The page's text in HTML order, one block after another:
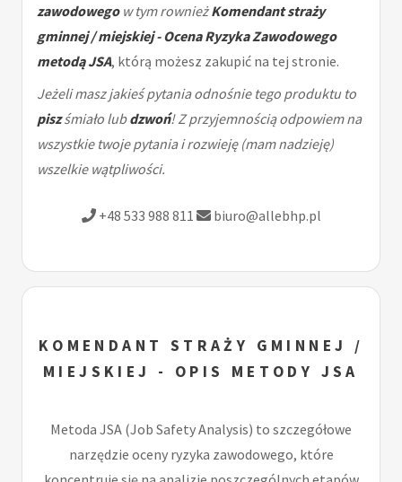
zawodowegow tym rownieżKomendant straży
gminnej / miejskiej - Ocena Ryzyka Zawodowego
metodą JSA, którą możesz zakupić na tej stronie.
Jeżeli masz jakieś pytania odnośnie tego produktu to
piszśmiało lubdzwoń! Z przyjemnością odpowiem na
wszystkie twoje pytania i rozwieję (mam nadzieję)
wszelkie wątpliwości.
+48 533 988 811 biuro@allebhp.pl
KOMENDANT STRAŻY GMINNEJ /
MIEJSKIEJ - OPIS METODY JSA
Metoda JSA (Job Safety Analysis) to szczegółowe
narzędzie oceny ryzyka zawodowego, które